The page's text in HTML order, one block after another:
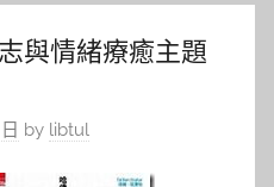
與情緒療癒主題
by libtul